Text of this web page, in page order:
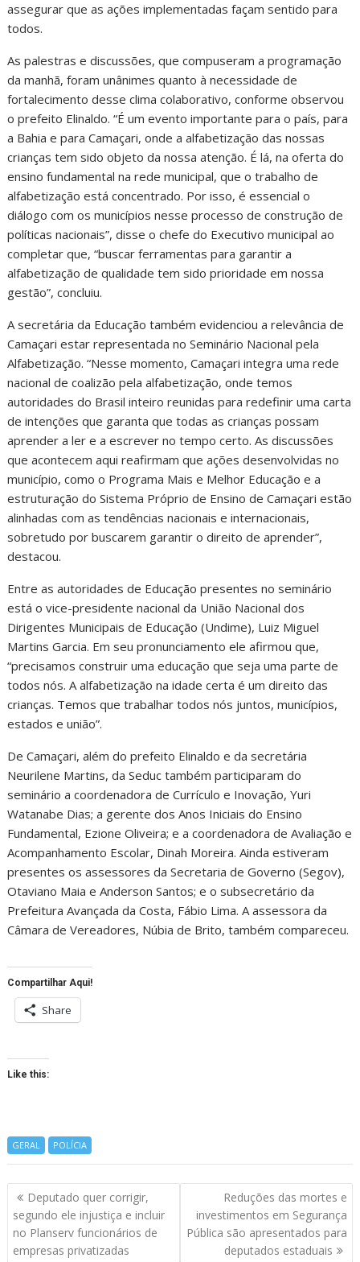
assegurar que as ações implementadas façam sentido para
todos.
As palestras e discussões, que compuseram a programação
da manhã, foram unânimes quanto à necessidade de
fortalecimento desse clima colaborativo, conforme observou
o prefeito Elinaldo. “É um evento importante para o país, para
a Bahia e para Camaçari, onde a alfabetização das nossas
crianças tem sido objeto da nossa atenção. É lá, na oferta do
ensino fundamental na rede municipal, que o trabalho de
alfabetização está concentrado. Por isso, é essencial o
diálogo com os municípios nesse processo de construção de
políticas nacionais”, disse o chefe do Executivo municipal ao
completar que, “buscar ferramentas para garantir a
alfabetização de qualidade tem sido prioridade em nossa
gestão”, concluiu.
A secretária da Educação também evidenciou a relevância de
Camaçari estar representada no Seminário Nacional pela
Alfabetização. “Nesse momento, Camaçari integra uma rede
nacional de coalizão pela alfabetização, onde temos
autoridades do Brasil inteiro reunidas para redefinir uma carta
de intenções que garanta que todas as crianças possam
aprender a ler e a escrever no tempo certo. As discussões
que acontecem aqui reafirmam que ações desenvolvidas no
município, como o Programa Mais e Melhor Educação e a
estruturação do Sistema Próprio de Ensino de Camaçari estão
alinhadas com as tendências nacionais e internacionais,
sobretudo por buscarem garantir o direito de aprender”,
destacou.
Entre as autoridades de Educação presentes no seminário
está o vice-presidente nacional da União Nacional dos
Dirigentes Municipais de Educação (Undime), Luiz Miguel
Martins Garcia. Em seu pronunciamento ele afirmou que,
“precisamos construir uma educação que seja uma parte de
todos nós. A alfabetização na idade certa é um direito das
crianças. Temos que trabalhar todos nós juntos, municípios,
estados e união”.
De Camaçari, além do prefeito Elinaldo e da secretária
Neurilene Martins, da Seduc também participaram do
seminário a coordenadora de Currículo e Inovação, Yuri
Watanabe Dias; a gerente dos Anos Iniciais do Ensino
Fundamental, Ezione Oliveira; e a coordenadora de Avaliação e
Acompanhamento Escolar, Dinah Moreira. Ainda estiveram
presentes os assessores da Secretaria de Governo (Segov),
Otaviano Maia e Anderson Santos; e o subsecretário da
Prefeitura Avançada da Costa, Fábio Lima. A assessora da
Câmara de Vereadores, Núbia de Brito, também compareceu.
Compartilhar Aqui!
Share
Like this:
GERAL POLÍCIA
Navegação
de
artigos
Deputado quer corrigir,
segundo ele injustiça e incluir
no Planserv funcionários de
empresas privatizadas
Reduções das mortes e
investimentos em Segurança
Pública são apresentados para
deputados estaduais